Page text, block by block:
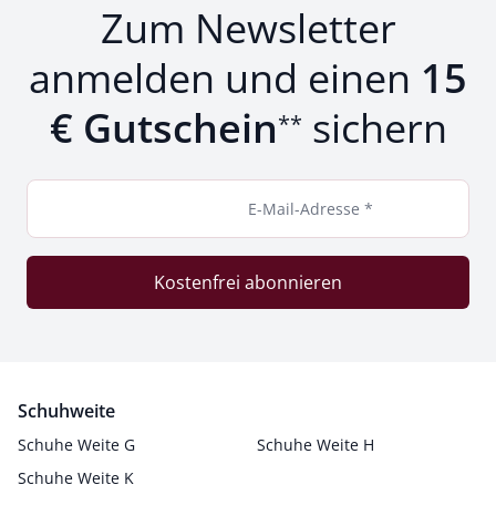
Zum Newsletter
anmelden und einen 15
€ Gutschein** sichern
E-Mail-Adresse *
Kostenfrei abonnieren
Schuhweite
Schuhe Weite G
Schuhe Weite H
Schuhe Weite K